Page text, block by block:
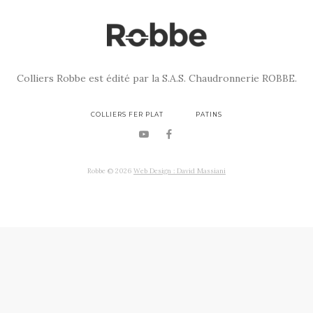
Colliers Robbe est édité par la S.A.S. Chaudronnerie ROBBE.
COLLIERS FER PLAT PATINS
Robbe © 2026 Web Design : David Massiani